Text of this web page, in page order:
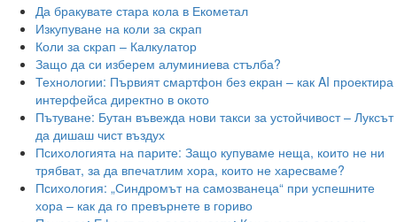
Да бракувате стара кола в Екометал
Изкупуване на коли за скрап
Коли за скрап – Калкулатор
Защо да си изберем алуминиева стълба?
Технологии: Първият смартфон без екран – как AI проектира
интерфейса директно в окото
Пътуване: Бутан въвежда нови такси за устойчивост – Луксът
да дишаш чист въздух
Психологията на парите: Защо купуваме неща, които не ни
трябват, за да впечатлим хора, които не харесваме?
Психология: „Синдромът на самозванеца“ при успешните
хора – как да го превърнете в гориво